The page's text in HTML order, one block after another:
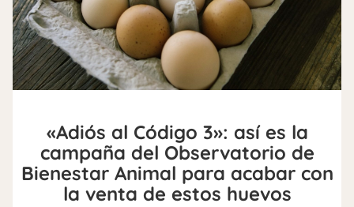
«Adiós al Código 3»: así es la
campaña del Observatorio de
Bienestar Animal para acabar con
la venta de estos huevos